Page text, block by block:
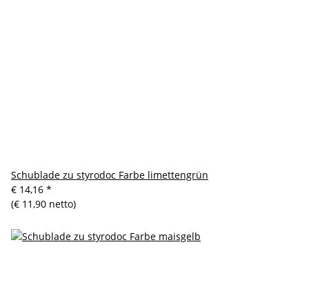
Schublade zu styrodoc Farbe limettengrün
€ 14,16 *
(€ 11,90 netto)